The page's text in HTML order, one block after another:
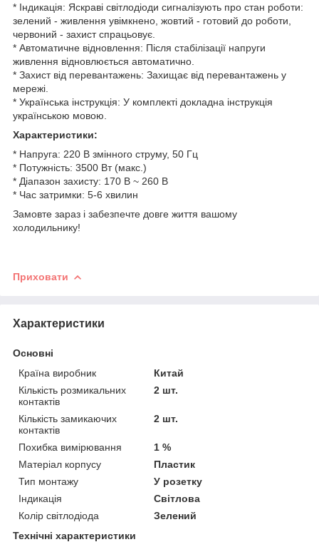
* Індикація: Яскраві світлодіоди сигналізують про стан роботи:
зелений - живлення увімкнено, жовтий - готовий до роботи,
червоний - захист спрацьовує.
* Автоматичне відновлення: Після стабілізації напруги
живлення відновлюється автоматично.
* Захист від перевантажень: Захищає від перевантажень у
мережі.
* Українська інструкція: У комплекті докладна інструкція
українською мовою.
Характеристики:
* Напруга: 220 В змінного струму, 50 Гц
* Потужність: 3500 Вт (макс.)
* Діапазон захисту: 170 В ~ 260 В
* Час затримки: 5-6 хвилин
Замовте зараз і забезпечте довге життя вашому
холодильнику!
Приховати
Характеристики
Основні
Країна виробник
Китай
Кількість розмикальних
контактів
2 шт.
Кількість замикаючих
контактів
2 шт.
Похибка вимірювання
1 %
Матеріал корпусу
Пластик
Тип монтажу
У розетку
Індикація
Світлова
Колір світлодіода
Зелений
Технічні характеристики